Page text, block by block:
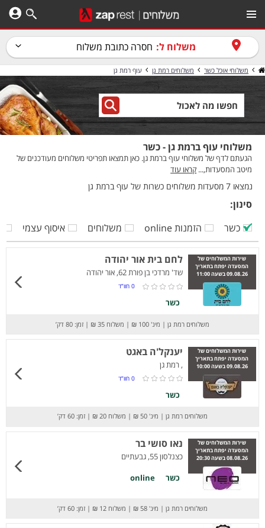
משלוח ל: חסרה כתובת משלוח
משלוחי אוכל כשר משלוחים רמת גן עוף רמת גן
משלוחי עוף ברמת גן - כשר
הגעתם לדף של משלוחי עוף ברמת גן. כאן תמצאו תפריטי משלוחים מעודכנים של
מיטב המסעדות,... קראו עוד
נמצאו 7 מסעדות משלוחים כשרות של עוף ברמת גן
סינון:
כשר
הזמנות online משלוחים איסוף עצמי
שירות המשלוחים של
המסעדה יפתח בתאריך
09.08.26 בשעה 11:00
לחם בית אור יהודה
שד' מרדכי בן פורת 62, אור יהודה
0 חוו”ד
כשר
משלוחים רמת גן | מינ' 100 ₪ | משלוח 35 ₪ | זמן: 80 דק’
שירות המשלוחים של
המסעדה יפתח בתאריך
09.08.26 בשעה 10:00
יענקל'ה באגט
, רמת גן
0 חוו”ד
כשר
משלוחים רמת גן | מינ' 50 ₪ | משלוח 20 ₪ | זמן: 60 דק’
שירות המשלוחים של
המסעדה יפתח בתאריך
08.08.26 בשעה 20:30
נאו סושי בר
כצנלסון 55, גבעתיים
כשר
online
משלוחים רמת גן | מינ' 58 ₪ | משלוח 12 ₪ | זמן: 60 דק’